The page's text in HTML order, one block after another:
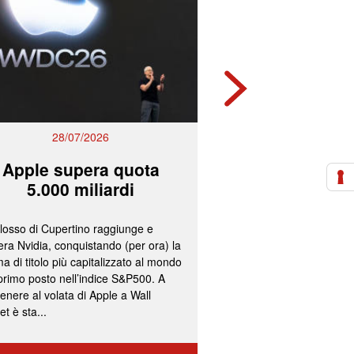
28/07/2026
Apple supera quota
5.000 miliardi
di Cupertino raggiunge e
Nvidia, conquistando (per ora) la
di titolo più capitalizzato al mondo
posto nell’indice S&P500. A
al volata di Apple a Wall
è sta...
Mps e
lavorano